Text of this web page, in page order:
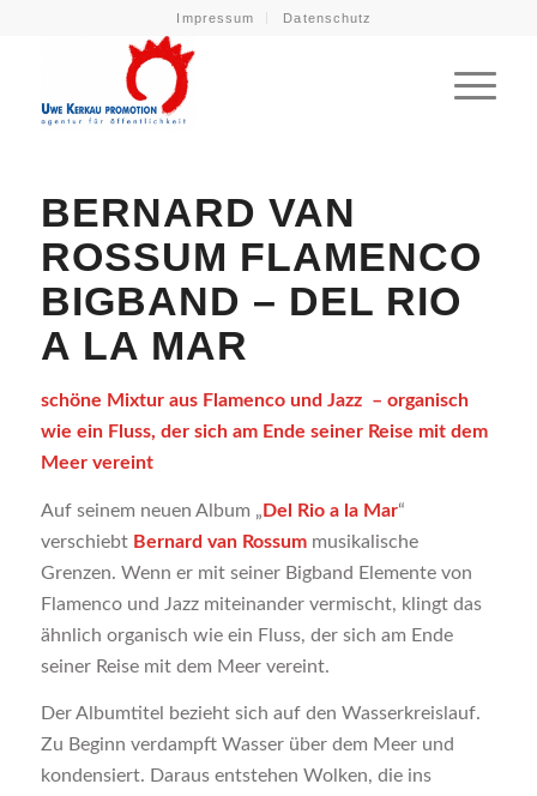
Impressum Datenschutz
BERNARD VAN
ROSSUM FLAMENCO
BIGBAND – DEL RIO
A LA MAR
schöne Mixtur aus Flamenco und Jazz – organisch
wie ein Fluss, der sich am Ende seiner Reise mit dem
Meer vereint
Auf seinem neuen Album „Del Rio a la Mar“
verschiebt Bernard van Rossummusikalische
Grenzen. Wenn er mit seiner Bigband Elemente von
Flamenco und Jazz miteinander vermischt, klingt das
ähnlich organisch wie ein Fluss, der sich am Ende
seiner Reise mit dem Meer vereint.
Der Albumtitel bezieht sich auf den Wasserkreislauf.
Zu Beginn verdampft Wasser über dem Meer und
kondensiert. Daraus entstehen Wolken, die ins